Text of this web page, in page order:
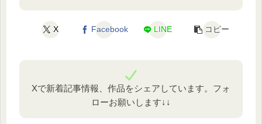
X Facebook LINE コピー
Xで新着記事情報、作品をシェアしています。フォ
ローお願いします↓↓